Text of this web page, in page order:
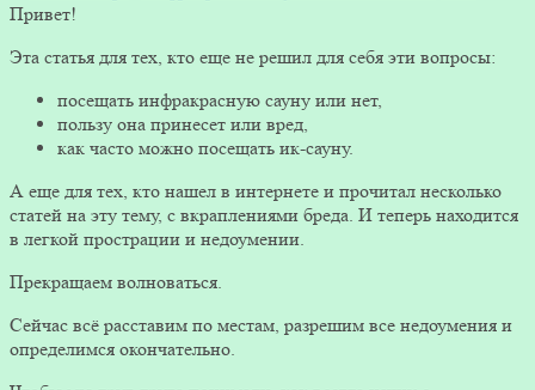
Привет!
Эта статья для тех, кто еще не решил для себя эти вопросы:
посещать инфракрасную сауну или нет,
пользу она принесет или вред,
как часто можно посещать ик-сауну.
А еще для тех, кто нашел в интернете и прочитал несколько
статей на эту тему, с вкраплениями бреда. И теперь находится
в легкой прострации и недоумении.
Прекращаем волноваться.
Сейчас всё расставим по местам, разрешим все недоумения и
определимся окончательно.